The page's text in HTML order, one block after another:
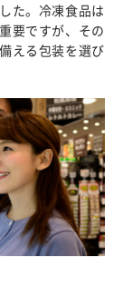
た。冷凍食品は
要ですが、その
える包装を選び